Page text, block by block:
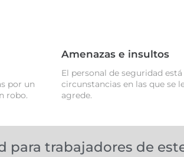
por un
robo.
Amenazas e insultos
El personal de seguridad
circunstancias en las que se
agrede.
para trabajadores de